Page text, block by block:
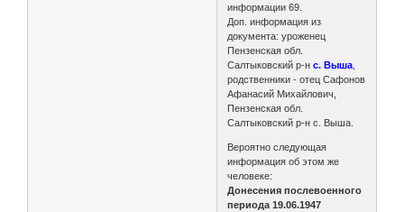
информации 69.
Доп. информация из
документа: уроженец
Пензенская обл.
Салтыковский р-нс. Выша
родственники - отец Сафонов
Афанасий Михайлович,
Пензенская обл.
Салтыковский р-н с. Выша.
Вероятно следующая
информация об этом же
человеке:
Донесения послевоенного
периода 19.06.1947